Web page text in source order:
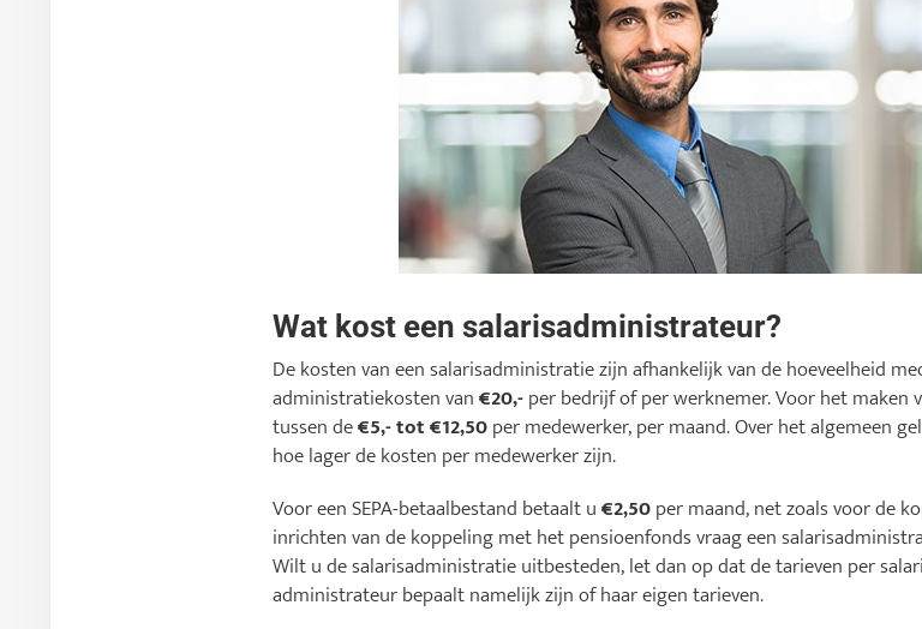
Wat kost een salarisadministrateur?
De kosten van een salarisadministratie zijn afhankelijk van de hoeveelheid
administratiekosten van€20,-per bedrijf of per werknemer. Voor het
tussen de€5,- tot €12,50per medewerker, per maand. Over het algemeen
hoe lager de kosten per medewerker zijn.
Voor een SEPA-betaalbestand betaalt u€2,50per maand, net zoals voor de
inrichten van de koppeling met het pensioenfonds vraag een
Wilt u de salarisadministratie uitbesteden, let dan op dat de tarieven per
administrateur bepaalt namelijk zijn of haar eigen tarieven.